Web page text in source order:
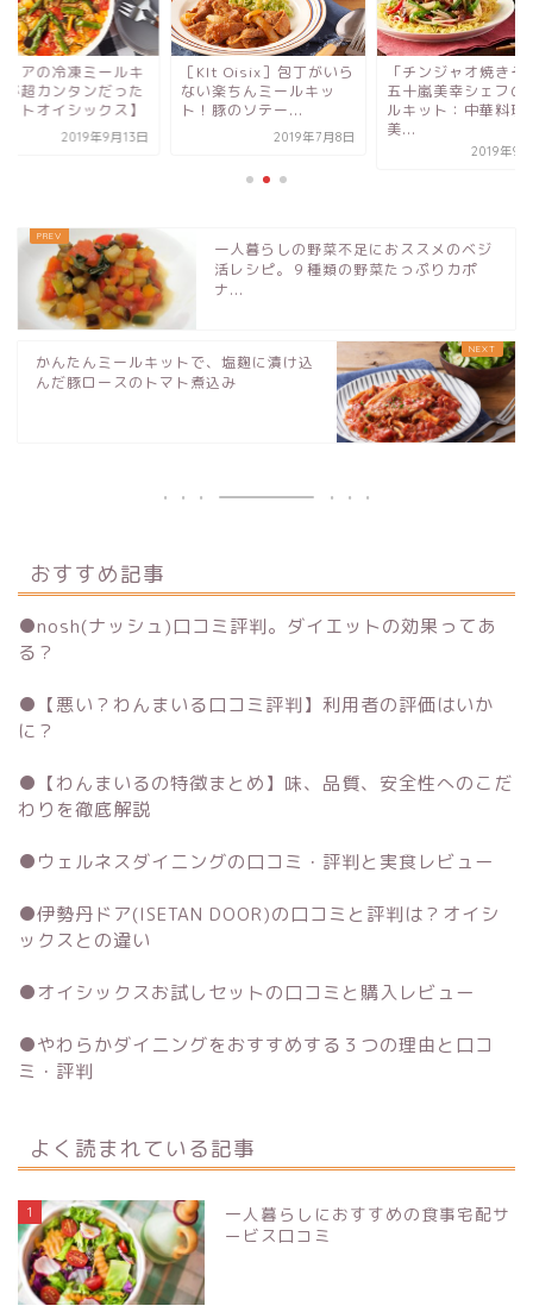
Oisix］包丁がいら
楽ちんミールキッ
豚のソテー...
2019年7月8日
「チンジャオ焼きそば」
五十嵐美幸シェフのミー
ルキット：中華料理
パエリアの冷凍ミー
ットが超カンタンだ
【キットオイシック
一人暮らしの野菜不足におススメのベジ
活レシピ。９種類の野菜たっぷりカポ
ナ...
かんたんミールキットで、塩麹に漬け込
んだ豚ロースのトマト煮込み
おすすめ記事
●nosh(ナッシュ)口コミ評判。ダイエットの効果ってあ
る？
● 【悪い？わんまいる口コミ評判】利用者の評価はいか
に？
● 【わんまいるの特徴まとめ】味、品質、安全性へのこだ
わりを徹底解説
●ウェルネスダイニングの口コミ・評判と実食レビュー
●伊勢丹ドア(ISETAN DOOR)の口コミと評判は？オイシ
ックスとの違い
●オイシックスお試しセットの口コミと購入レビュー
●やわらかダイニングをおすすめする３つの理由と口コ
ミ・評判
よく読まれている記事
1
一人暮らしにおすすめの食事宅配サ
ービス口コミ